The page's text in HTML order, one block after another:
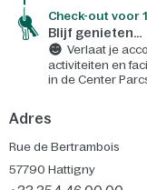
Check-out voor
Blijf genieten...
Verlaat je
activiteiten en
in de Center
Adres
Rue de Bertrambois
57790 Hattigny